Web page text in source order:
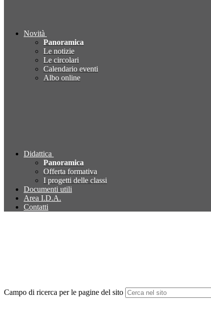
Novità
Panoramica
Le notizie
Le circolari
Calendario eventi
Albo online
Didattica
Panoramica
Offerta formativa
I progetti delle classi
Documenti utili
Area I.D.A.
Contatti
Campo di ricerca per le pagine del sito